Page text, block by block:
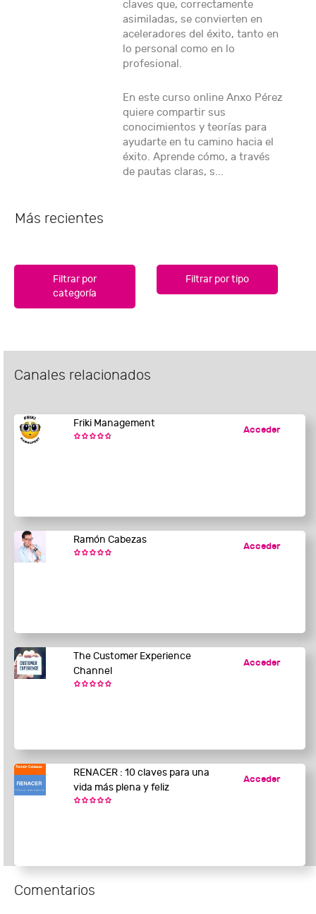
claves que, correctamente
asimiladas, se convierten en
aceleradores del éxito, tanto en
lo personal como en lo
profesional.
En este curso online Anxo Pérez
quiere compartir sus
conocimientos y teorías para
ayudarte en tu camino hacia el
éxito. Aprende cómo, a través
de pautas claras, s...
Más recientes
Filtrar por
categoría
Filtrar por tipo
Canales relacionados
Friki Management
Acceder
Ramón Cabezas
Acceder
The Customer Experience
Channel
Acceder
RENACER : 10 claves para una
vida más plena y feliz
Acceder
Comentarios